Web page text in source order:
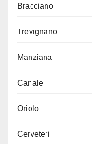
Bracciano
Trevignano
Manziana
Canale
Oriolo
Cerveteri